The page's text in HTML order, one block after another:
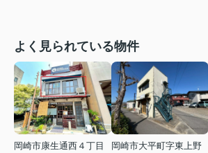
よく見られている物件
岡崎市康生通西４丁目
岡崎市大平町字東上野